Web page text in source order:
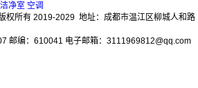
净室 空调
权所有 2019-2029 地址：成都市温江区柳城人和路
邮编：610041 电子邮箱：3111969812@qq.com